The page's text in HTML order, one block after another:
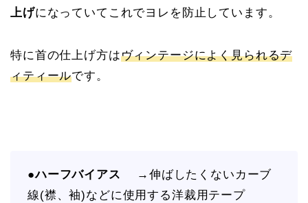
上げになっていてこれでヨレを防止しています。
特に首の仕上げ方はヴィンテージによく見られるデ
ィティールです。
●ハーフバイアス →伸ばしたくないカーブ
線(襟、袖)などに使用する洋裁用テープ